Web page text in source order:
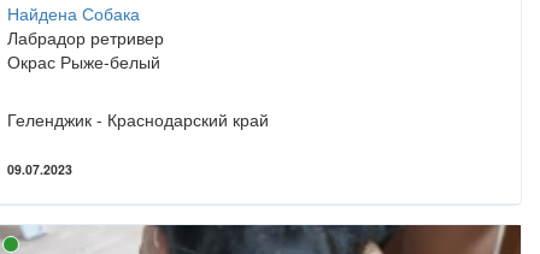
Найдена Собака
Лабрадор ретривер
Окрас Рыже-белый
Геленджик - Краснодарский край
09.07.2023